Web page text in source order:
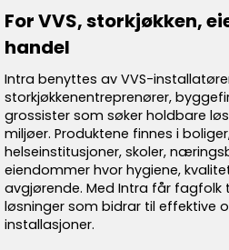
For VVS, storkjøkken,
handel
Intra benyttes av VVS-
storkjøkkenentreprenører,
grossister som søker holdbare
miljøer. Produktene finnes i
helseinstitusjoner, skoler,
eiendommer hvor hygiene,
avgjørende. Med Intra får
løsninger som bidrar til effektive
installasjoner.